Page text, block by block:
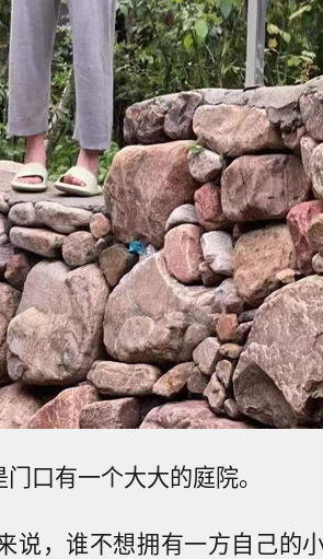
口有一个大大的庭院。
说，谁不想拥有一方自己的